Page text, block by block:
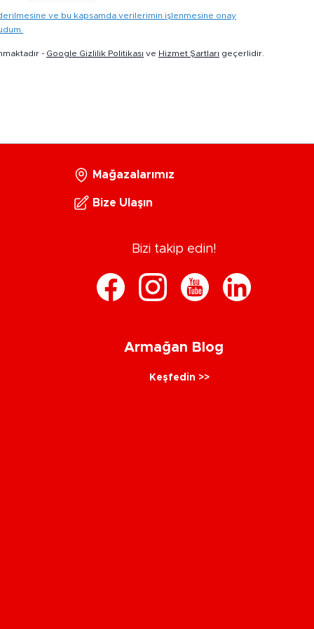
ve bu kapsamda verilerimin işlenmesine onay
- Google Gizlilik Politikası ve Hizmet Şartları geçerlidir.
Mağazalarımız
Bize Ulaşın
Bizi takip edin!
Armağan Blog
Keşfedin >>